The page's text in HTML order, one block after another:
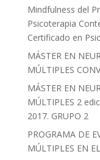
Mindfulness del
Psicoterapia
Certificado en
MÁSTER EN
MÚLTIPLES
MÁSTER EN
MÚLTIPLES 2
2017. GRUPO 2
PROGRAMA DE
MÚLTIPLES EN